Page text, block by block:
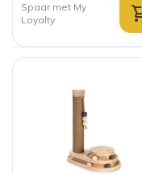
Spaar met My
Loyalty